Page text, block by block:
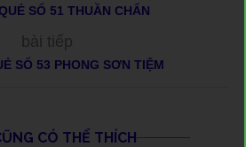
SỐ 51 THUẦN CHẤN
bài tiếp
SỐ 53 PHONG SƠN TIỆM
CÓ THỂ THÍCH